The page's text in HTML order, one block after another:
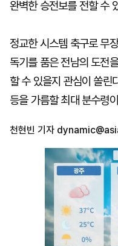
완벽한 승전보를 전할 수
정교한 시스템 축구로 무
독기를 품은 전남의 도전
할 수 있을지 관심이 쏠린
등을 가름할 최대 분수령
천현빈 기자